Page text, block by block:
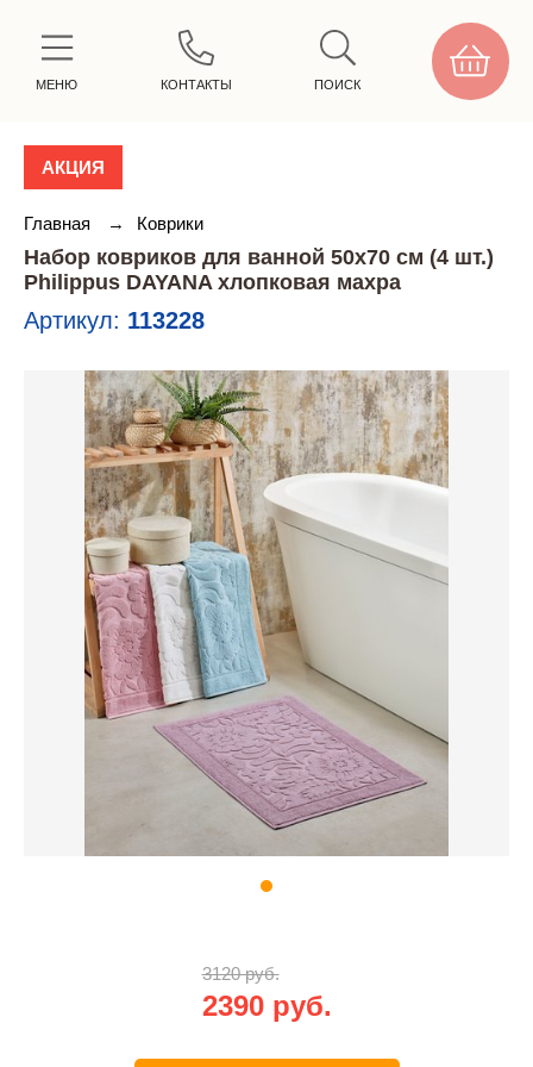
МЕНЮ КОНТАКТЫ ПОИСК
АКЦИЯ
Главная → Коврики
Набор ковриков для ванной 50х70 см (4 шт.)
Philippus DAYANA хлопковая махра
Артикул: 113228
3120 руб.
2390 руб.